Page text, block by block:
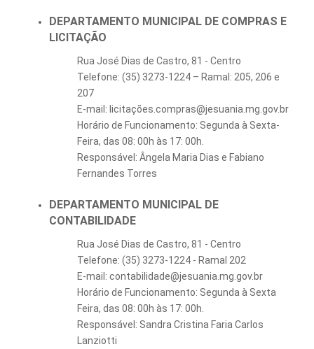
DEPARTAMENTO MUNICIPAL DE COMPRAS E
LICITAÇÃO
Rua José Dias de Castro, 81 - Centro
Telefone: (35) 3273-1224 – Ramal: 205, 206 e
207
E-mail: licitações.compras@jesuania.mg.gov.br
Horário de Funcionamento: Segunda à Sexta-
Feira, das 08: 00h às 17: 00h.
Responsável: Ângela Maria Dias e Fabiano
Fernandes Torres
DEPARTAMENTO MUNICIPAL DE
CONTABILIDADE
Rua José Dias de Castro, 81 - Centro
Telefone: (35) 3273-1224 - Ramal 202
E-mail: contabilidade@jesuania.mg.gov.br
Horário de Funcionamento: Segunda à Sexta
Feira, das 08: 00h às 17: 00h.
Responsável: Sandra Cristina Faria Carlos
Lanziotti